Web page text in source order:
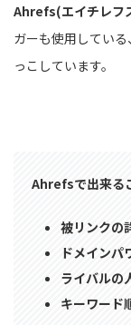
Ahrefs(エイチレフ
ガーも使用している、
っこしています。
Ahrefsで出来る
被リンクの
ドメインパ
ライバルの
キーワード